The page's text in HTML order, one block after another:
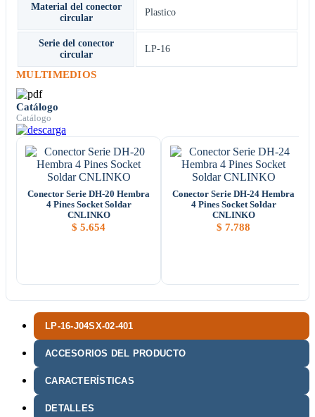
LP-16-J04SX-02-401
ACCESORIOS DEL PRODUCTO
CARACTERÍSTICAS
DETALLES
Material del conector
circular
Plastico
Serie del conector
circular
LP-16
MULTIMEDIOS
Catálogo
Catálogo
Conector Serie DH-20 Hembra
4 Pines Socket Soldar
CNLINKO
$ 5.654
Conector Serie DH-24 Hembra
4 Pines Socket Soldar
CNLINKO
$ 7.788